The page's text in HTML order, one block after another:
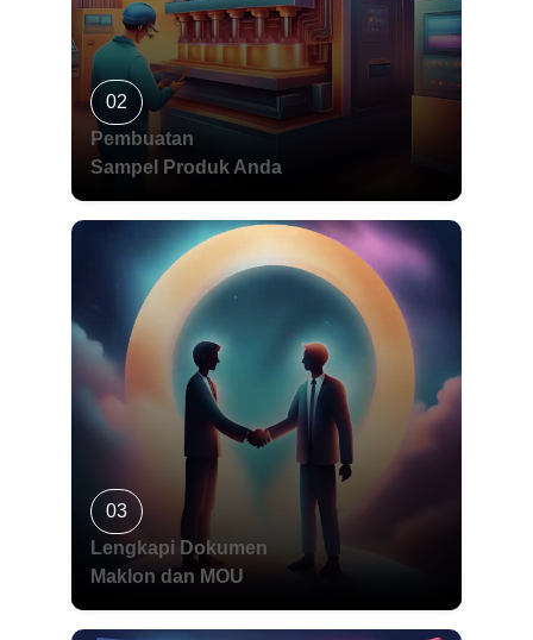
02
Pembuatan
Sampel Produk Anda
03
Lengkapi Dokumen
Maklon dan MOU